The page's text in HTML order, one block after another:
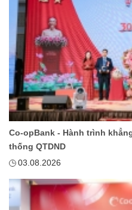
Co-opBank - Hành trình
thống QTDND
03.08.2026